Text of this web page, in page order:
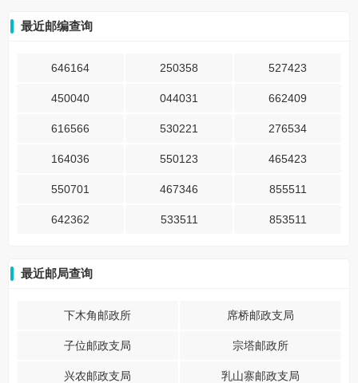
最近邮编查询
646164 250358 527423
450040 044031 662409
616566 530221 276534
164036 550123 465423
550701 467346 855511
642362 533511 853511
最近邮局查询
下木角邮政所 席桥邮政支局
子位邮政支局 宗塔邮政所
兴农邮政支局 乳山寨邮政支局